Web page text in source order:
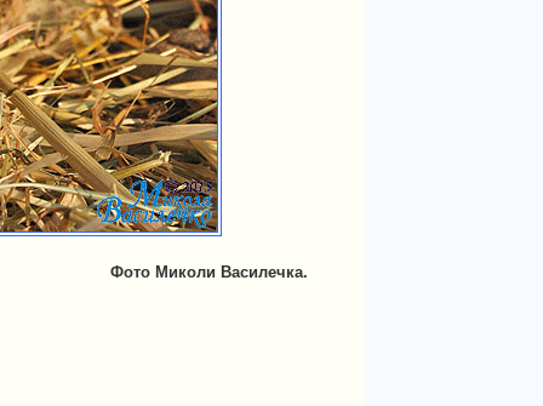
Фото Миколи Василечка.